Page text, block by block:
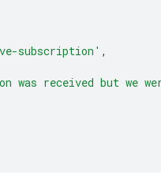
subscription' ,
was received but we